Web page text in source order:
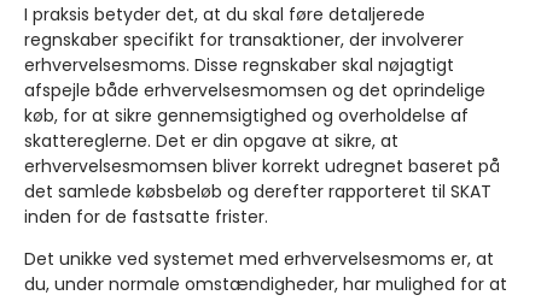
I praksis betyder det, at du skal føre detaljerede
regnskaber specifikt for transaktioner, der involverer
erhvervelsesmoms. Disse regnskaber skal nøjagtigt
afspejle både erhvervelsesmomsen og det oprindelige
køb, for at sikre gennemsigtighed og overholdelse af
skattereglerne. Det er din opgave at sikre, at
erhvervelsesmomsen bliver korrekt udregnet baseret på
det samlede købsbeløb og derefter rapporteret til SKAT
inden for de fastsatte frister.
Det unikke ved systemet med erhvervelsesmoms er, at
du, under normale omstændigheder, har mulighed for at